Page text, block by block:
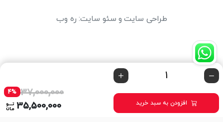
افزودن به سبد خرید
37,000,000
4%
35,500,000
طراحی سایت و سئو سایت: ره وب